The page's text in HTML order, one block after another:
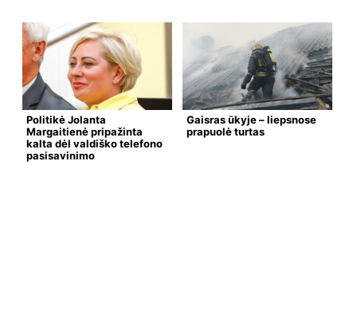
Politikė Jolanta
Margaitienė pripažinta
kalta dėl valdiško telefono
pasisavinimo
Gaisras ūkyje – liepsnose
prapuolė turtas